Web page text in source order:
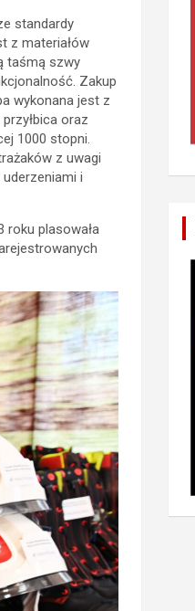
standardy
z materiałów
taśmą szwy
Zakup
wykonana jest z
oraz
1000 stopni.
z uwagi
i
roku plasowała